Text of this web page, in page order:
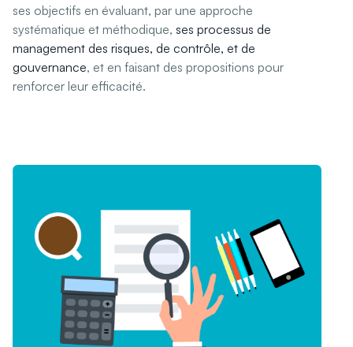
ses objectifs en évaluant, par une approche
systématique et méthodique, ses processus de
management des risques, de contrôle, et de
gouvernance, et en faisant des propositions pour
renforcer leur efficacité.